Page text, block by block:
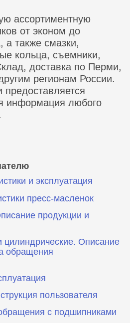
ассортиментную
от эконом до
а также смазки,
кольца, съемники,
доставка по Перми,
регионам России.
предоставляется
информация любого
и эксплуатация
пресс‑масленок
продукции и
цилиндрические. Описание
обращения
пользователя
с подшипниками